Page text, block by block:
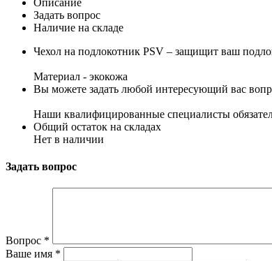
Задать вопрос
Наличие на складе
Чехол на подлокотник PSV – защищит ваш
Материал - экокожа
Вы можете задать любой интересующий вас
Наши квалифицированные специалисты
Общий остаток на складах
Нет в наличии
Задать вопрос
Вопрос *
Ваше имя *